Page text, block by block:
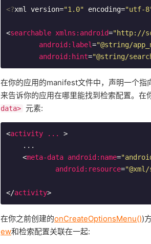
<?xml version="1.0" encoding="utf-
<searchable xmlns:android="http://
android:label="@string/
android:hint="@string/
在你的应用的manifest文件中，声明一个指
来告诉你的应用在哪里能找到检索配置。在
data> 元素:
<activity ...
>
<meta-data android:name=
android:resource=
</activity>
在你之前创建的onCreateOptionsMenu())
ew和检索配置关联在一起: